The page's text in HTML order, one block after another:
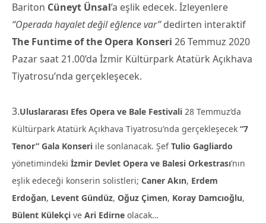
Bariton Cüneyt Ünsal’a eşlik edecek. İzleyenlere
“Operada hayalet değil eğlence var”dedirten interaktif
The Funtime of the Opera Konseri 26 Temmuz 2020
Pazar saat 21.00’da İzmir Kültürpark Atatürk Açıkhava
Tiyatrosu’nda gerçekleşecek.
3.Uluslararası Efes Opera ve Bale Festivali 28 Temmuz’da
Kültürpark Atatürk Açıkhava Tiyatrosu’nda gerçekleşecek “7
Tenor” Gala Konseri ile sonlanacak. ŞefTulio Gagliardo
yönetimindeki İzmir Devlet Opera ve Balesi Orkestrası’nın
eşlik edeceği konserin solistleri; Caner Akın, Erdem
Erdoğan, Levent Gündüz, Oğuz Çimen, Koray Damcıoğlu,
Bülent Külekçi ve Ari Edirne olacak…